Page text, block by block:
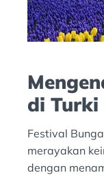
di Turki
Festival
merayakan
dengan